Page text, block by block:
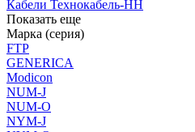
Кабели Технокабель-НН
Показать еще
Марка (серия)
FTP
GENERICA
Modicon
NUM-J
NUM-O
NYM-J